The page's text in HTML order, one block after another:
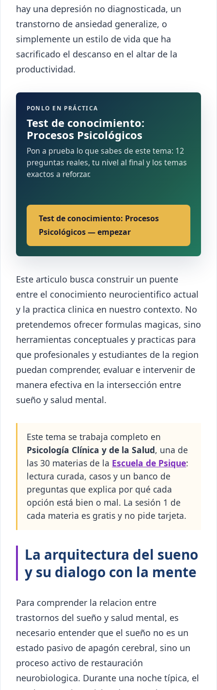
hay una depresión no diagnosticada, un
transtorno de ansiedad generalize, o
simplemente un estilo de vida que ha
sacrificado el descanso en el altar de la
productividad.
PONLO EN PRÁCTICA
Test de conocimiento:
Procesos Psicológicos
Pon a prueba lo que sabes de este tema: 12
preguntas reales, tu nivel al final y los temas
exactos a reforzar.
Test de conocimiento: Procesos
Psicológicos — empezar
Este articulo busca construir un puente
entre el conocimiento neurocientifico actual
y la practica clinica en nuestro contexto. No
pretendemos ofrecer formulas magicas, sino
herramientas conceptuales y practicas para
que profesionales y estudiantes de la region
puedan comprender, evaluar e intervenir de
manera efectiva en la intersección entre
sueño y salud mental.
Este tema se trabaja completo en
Psicología Clínica y de la Salud, una de
las 30 materias de la Escuela de Psique:
lectura curada, casos y un banco de
preguntas que explica por qué cada
opción está bien o mal. La sesión 1 de
cada materia es gratis y no pide tarjeta.
La arquitectura del sueno
y su dialogo con la mente
Para comprender la relacion entre
trastornos del sueño y salud mental, es
necesario entender que el sueño no es un
estado pasivo de apagón cerebral, sino un
proceso activo de restauración
neurobiologica. Durante una noche típica, el